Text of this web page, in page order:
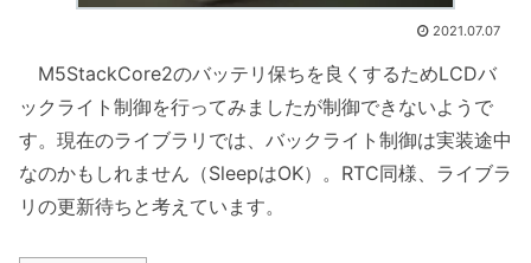
2021.07.07
M5StackCore2のバッテリ保ちを良くするためLCDバ
ックライト制御を行ってみましたが制御できないようで
す。現在のライブラリでは、バックライト制御は実装途中
なのかもしれません（SleepはOK）。RTC同様、ライブラ
リの更新待ちと考えています。